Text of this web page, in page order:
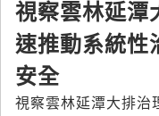
視察雲林延潭
速推動系統性
安全
視察雲林延潭大排治